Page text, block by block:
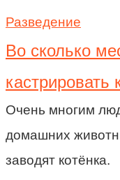
Разведение
Во сколько
кастрировать
Очень многим
домашних
заводят котёнка.